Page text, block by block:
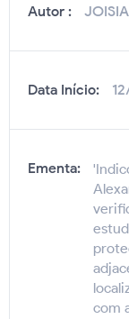
Autor :
Data Início:
Ementa:
com